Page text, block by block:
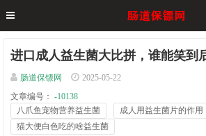
进口成人益生菌大比拼，谁能笑到
肠道保镖网
2025-05-22
文章编号：
-10138
八爪鱼宠物营养益生菌
成人用益生菌片的作用
猫大便白色吃的啥益生菌